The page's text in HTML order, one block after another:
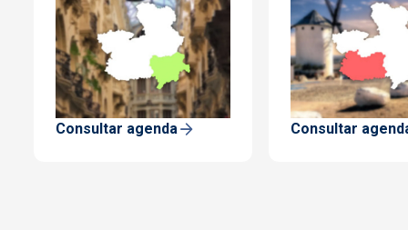
Consultar agenda Consultar